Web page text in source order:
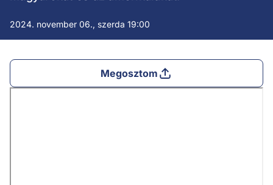
2024. november 06., szerda 19:00
Megosztom